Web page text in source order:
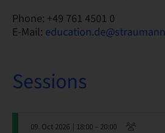
Phone: +49 761 4501 0
E-Mail:
Sessions
09. Oct 2026 | 18:00 – 20:00